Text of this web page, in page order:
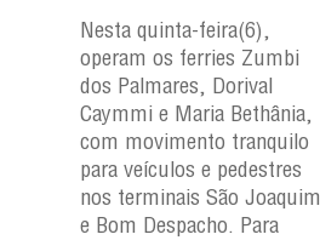
Nesta quinta-feira(6),
operam os ferries Zumbi
dos Palmares, Dorival
Caymmi e Maria Bethânia,
com movimento tranquilo
para veículos e pedestres
nos terminais São Joaquim
e Bom Despacho. Para